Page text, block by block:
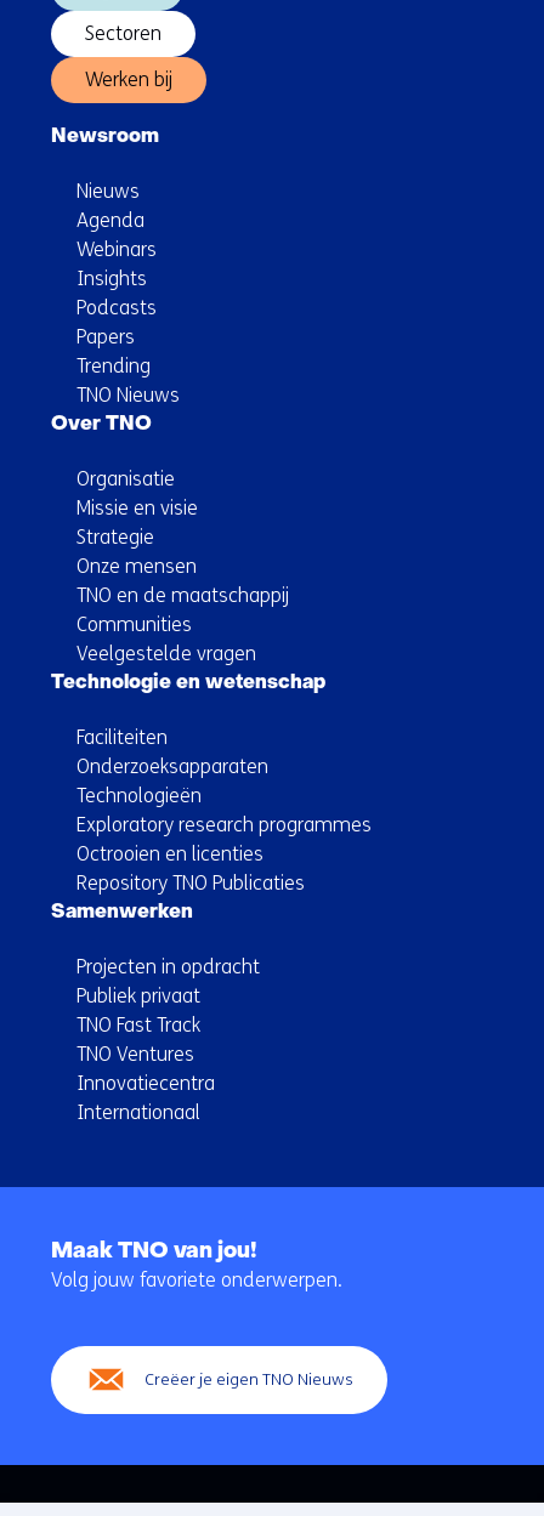
Sectoren
Werken bij
Newsroom
Nieuws
Agenda
Webinars
Insights
Podcasts
Papers
Trending
TNO Nieuws
Over TNO
Organisatie
Missie en visie
Strategie
Onze mensen
TNO en de maatschappij
Communities
Veelgestelde vragen
Technologie en wetenschap
Faciliteiten
Onderzoeksapparaten
Technologieën
Exploratory research programmes
Octrooien en licenties
Repository TNO Publicaties
Samenwerken
Projecten in opdracht
Publiek privaat
TNO Fast Track
TNO Ventures
Innovatiecentra
Internationaal
navigatie
Maak TNO van jou!
Volg jouw favoriete onderwerpen.
Creëer je eigen TNO Nieuws